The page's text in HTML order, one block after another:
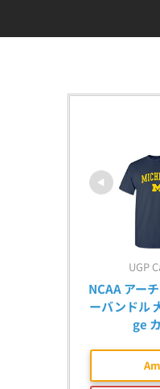
UGP
NCAA アー
ーバンドル
ge